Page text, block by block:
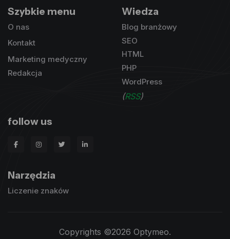
Szybkie menu
O nas
Kontakt
Marketing medyczny
Redakcja
Wiedza
Blog branżowy
SEO
HTML
PHP
WordPress
(RSS)
follow us
Narzędzia
Liczenie znaków
Copyrights ©2026 Optymeo.